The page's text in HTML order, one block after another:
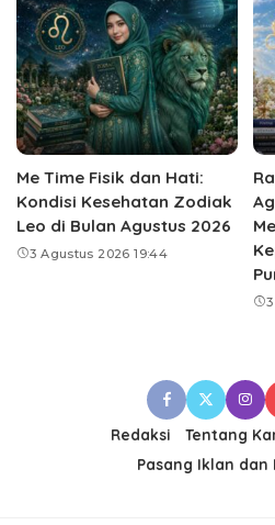
Me Time Fisik dan Hati:
Kondisi Kesehatan Zodiak
Leo di Bulan Agustus 2026
3 Agustus 2026 19:44
Redaksi Tentang
Pasang Iklan dan